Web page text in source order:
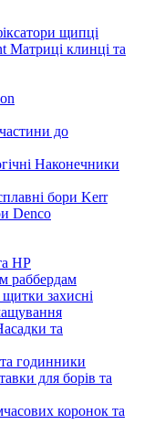
щипці
Матриці клинці та
до
Наконечники
бори Kerr
Denco
HP
раббердам
захисні
та
годинники
для борів та